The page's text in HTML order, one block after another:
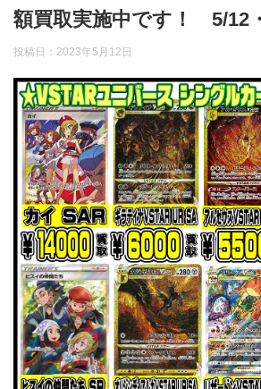
額買取実施中です！ 5/12
投稿日： 2023年5月12日